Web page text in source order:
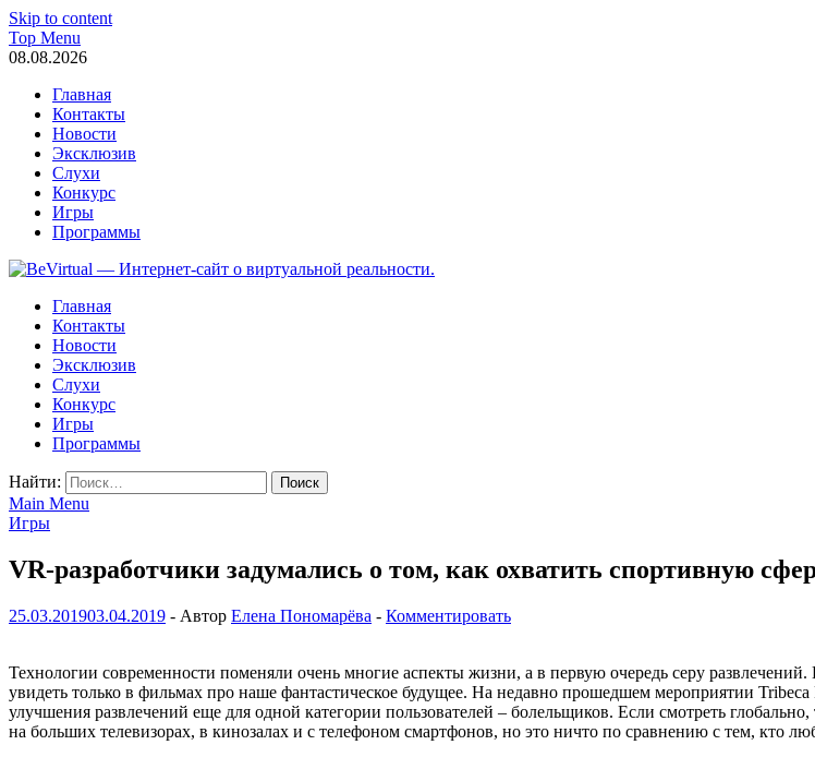
Skip to content
Top Menu
08.08.2026
Главная
Контакты
Новости
Эксклюзив
Слухи
Конкурс
Игры
Программы
BeVirtual — Интернет-сайт о виртуальной реальности.
один из первых порталов в Рунете, освещающих события в мире виртуальной реальности. Ежедневно мы
интервью с топовыми лицами мира VR.
Главная
Контакты
Новости
Эксклюзив
Слухи
Конкурс
Игры
Программы
Найти:
Main Menu
Игры
VR-разработчики задумались о том, как охватить спортивную
25.03.201903.04.2019 - Автор Елена Пономарёва - Комментировать
Технологии современности поменяли очень многие аспекты жизни, а в первую очередь серу
увидеть только в фильмах про наше фантастическое будущее. На недавно прошедшем мероприятии
улучшения развлечений еще для одной категории пользователей – болельщиков. Если смотреть
на больших телевизорах, в кинозалах и с телефоном смартфонов, но это ничто по сравнению с тем,